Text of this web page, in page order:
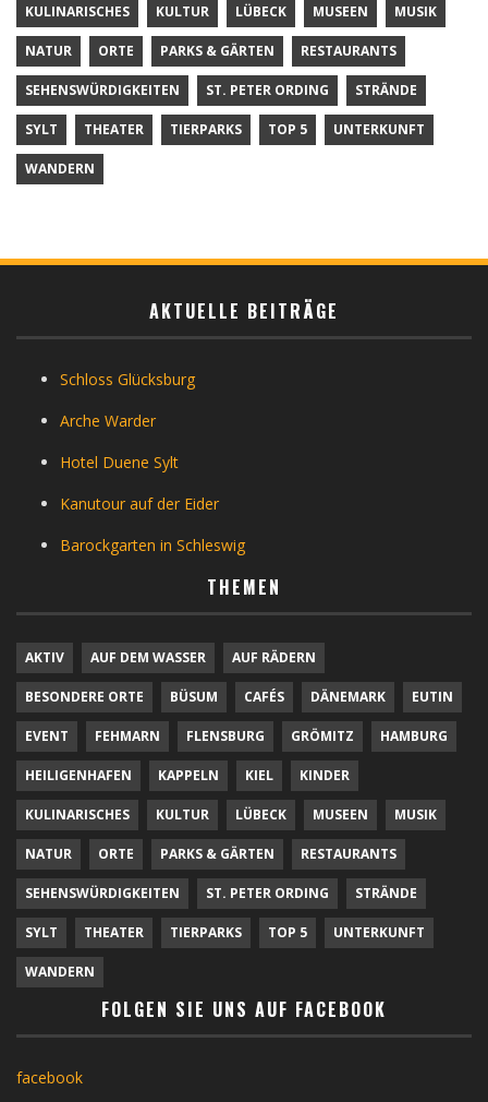
KULINARISCHES KULTUR LÜBECK MUSEEN MUSIK
NATUR ORTE PARKS & GÄRTEN RESTAURANTS
SEHENSWÜRDIGKEITEN ST. PETER ORDING STRÄNDE
SYLT THEATER TIERPARKS TOP 5 UNTERKUNFT
WANDERN
AKTUELLE BEITRÄGE
Schloss Glücksburg
Arche Warder
Hotel Duene Sylt
Kanutour auf der Eider
Barockgarten in Schleswig
THEMEN
AKTIV AUF DEM WASSER AUF RÄDERN
BESONDERE ORTE BÜSUM CAFÉS DÄNEMARK EUTIN
EVENT FEHMARN FLENSBURG GRÖMITZ HAMBURG
HEILIGENHAFEN KAPPELN KIEL KINDER
KULINARISCHES KULTUR LÜBECK MUSEEN MUSIK
NATUR ORTE PARKS & GÄRTEN RESTAURANTS
SEHENSWÜRDIGKEITEN ST. PETER ORDING STRÄNDE
SYLT THEATER TIERPARKS TOP 5 UNTERKUNFT
WANDERN
FOLGEN SIE UNS AUF FACEBOOK
facebook